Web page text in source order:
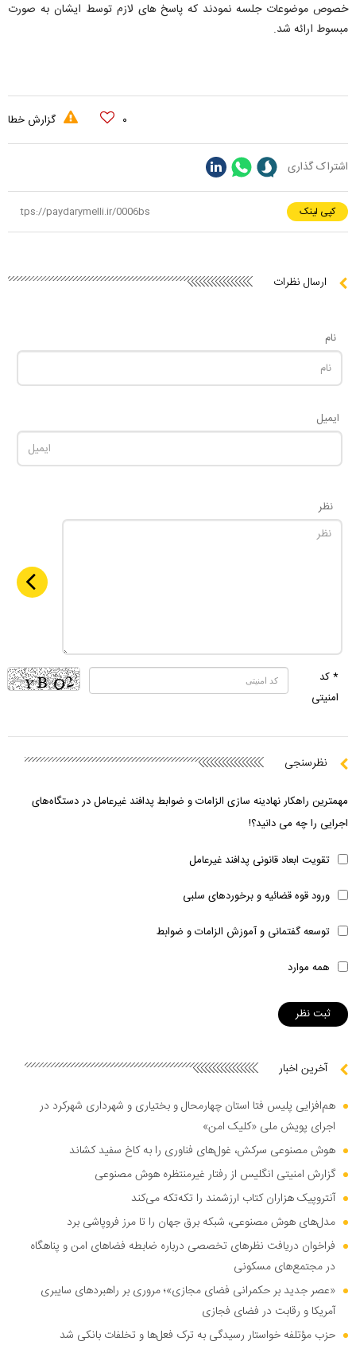
خصوص موضوعات جلسه نمودند که پاسخ های لازم توسط ایشان به صورت
مبسوط ارائه شد.
۰ گزارش خطا
اشتراک گذاری
کپی لینک
ارسال نظرات
نام
ایمیل
نظر
* کد
امنیتی
نظرسنجی
مهمترین راهکار نهادینه سازی الزامات و ضوابط پدافند غیرعامل در دستگاه‌های
اجرایی را چه می دانید؟!
تقویت ابعاد قانونی پدافند غیرعامل
ورود قوه قضائیه و برخوردهای سلبی
توسعه گفتمانی و آموزش الزامات و ضوابط
همه موارد
آخرین اخبار
هم‌افزایی پلیس فتا استان چهارمحال و بختیاری و شهرداری شهرکرد در
اجرای پویش ملی «کلیک امن»
هوش مصنوعی سرکش، غول‌های فناوری را به کاخ سفید کشاند
گزارش امنیتی انگلیس از رفتار غیرمنتظره هوش مصنوعی
آنتروپیک هزاران کتاب ارزشمند را تکه‌تکه می‌کند
مدل‌های هوش مصنوعی، شبکه برق جهان را تا مرز فروپاشی برد
فراخوان دریافت نظر‌های تخصصی درباره ضابطه فضا‌های امن و پناهگاه
در مجتمع‌های مسکونی
«عصر جدید بر حکمرانی فضای مجازی»؛ مروری بر راهبرد‌های سایبری
آمریکا و رقابت در فضای فجازی
حزب مؤتلفه خواستار رسیدگی به ترک فعل‌ها و تخلفات بانکی شد